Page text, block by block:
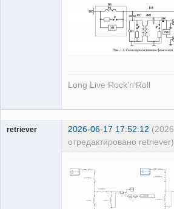
Long Live Rock'n'Roll
retriever 2026-06-17 17:52:12
отредактировано retriever)